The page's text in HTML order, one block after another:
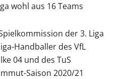
wohl aus 16 Teams
der 3. Liga
Handballer des VfL
04 und des TuS
Saison 2020/21